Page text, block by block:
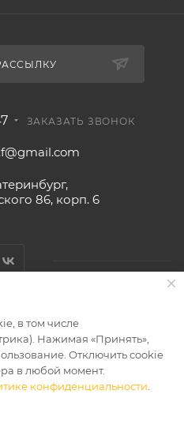
ЗАКАЗАТЬ ЗВОНОК
86, корп. 6​
«Успех»
в том числе
Нажимая «Принять»,
Отключить cookie
в любой момент.
конфиденциальности